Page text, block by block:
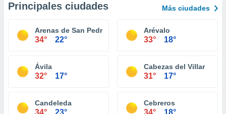
Principales ciudades Más ciudades
Arenas de San Pedro
34° 22°
Arévalo
33° 18°
Ávila
32° 17°
Cabezas del Villar
31° 17°
Candeleda
34° 23°
Cebreros
34° 18°